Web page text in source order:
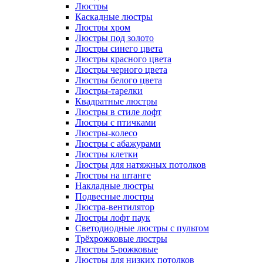
Люстры
Каскадные люстры
Люстры хром
Люстры под золото
Люстры синего цвета
Люстры красного цвета
Люстры черного цвета
Люстры белого цвета
Люстры-тарелки
Квадратные люстры
Люстры в стиле лофт
Люстры с птичками
Люстры-колесо
Люстры с абажурами
Люстры клетки
Люстры для натяжных потолков
Люстры на штанге
Накладные люстры
Подвесные люстры
Люстра-вентилятор
Люстры лофт паук
Светодиодные люстры с пультом
Трёхрожковые люстры
Люстры 5-рожковые
Люстры для низких потолков